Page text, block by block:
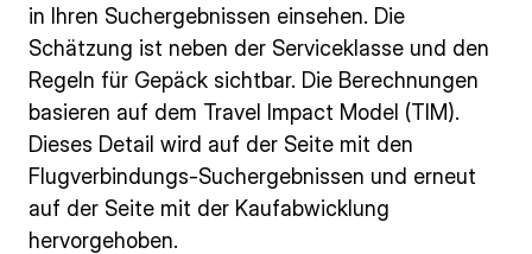
in Ihren Suchergebnissen einsehen. Die
Schätzung ist neben der Serviceklasse und den
Regeln für Gepäck sichtbar. Die Berechnungen
basieren auf dem Travel Impact Model (TIM).
Dieses Detail wird auf der Seite mit den
Flugverbindungs-Suchergebnissen und erneut
auf der Seite mit der Kaufabwicklung
hervorgehoben.